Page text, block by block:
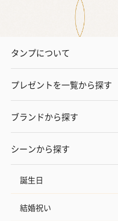
タンプについて
プレゼントを一覧から探す
ブランドから探す
シーンから探す
誕生日
結婚祝い